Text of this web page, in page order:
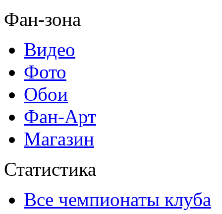
Фан-зона
Видео
Фото
Обои
Фан-Арт
Магазин
Статистика
Все чемпионаты клуба